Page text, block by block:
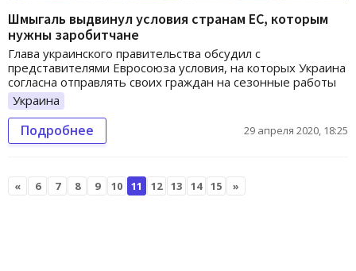
Шмыгаль выдвинул условия странам ЕС, которым
нужны заробитчане
Глава украинского правительства обсудил с
представителями Евросоюза условия, на которых Украина
согласна отправлять своих граждан на сезонные работы
Украина
Подробнее 29 апреля 2020, 18:25
« 6 7 8 9 10 11 12 13 14 15 »